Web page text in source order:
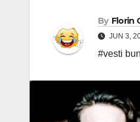
By Florin
JUN 3,
#vesti